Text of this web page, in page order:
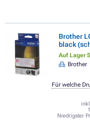
Brother
black
Auf Lager
Brother
Niedrigster
Für welche